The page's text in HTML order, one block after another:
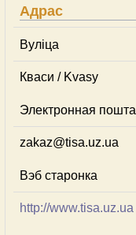
Адрас
Вуліца
Кваси / Kvasy
Электронная пошта
zakaz@tisa.uz.ua
Вэб старонка
http://www.tisa.uz.ua